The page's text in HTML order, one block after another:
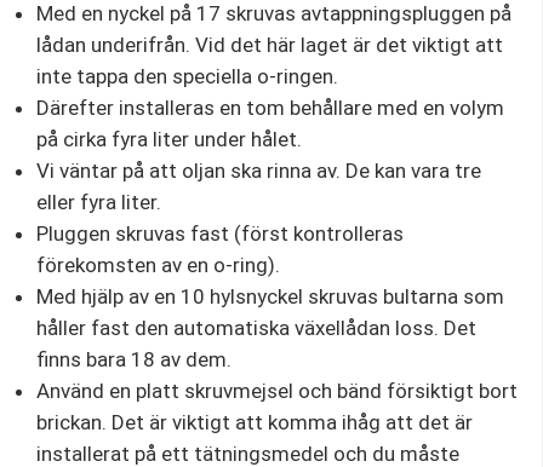
Med en nyckel på 17 skruvas avtappningspluggen på
lådan underifrån. Vid det här laget är det viktigt att
inte tappa den speciella o-ringen.
Därefter installeras en tom behållare med en volym
på cirka fyra liter under hålet.
Vi väntar på att oljan ska rinna av. De kan vara tre
eller fyra liter.
Pluggen skruvas fast (först kontrolleras
förekomsten av en o-ring).
Med hjälp av en 10 hylsnyckel skruvas bultarna som
håller fast den automatiska växellådan loss. Det
finns bara 18 av dem.
Använd en platt skruvmejsel och bänd försiktigt bort
brickan. Det är viktigt att komma ihåg att det är
installerat på ett tätningsmedel och du måste